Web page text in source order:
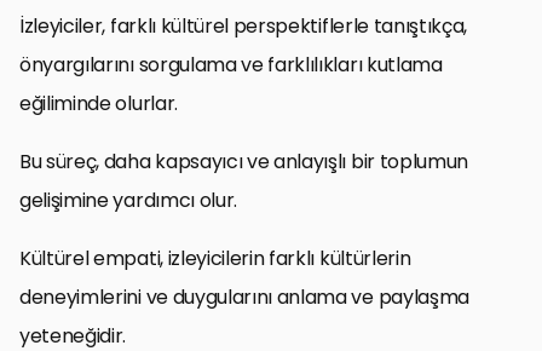
İzleyiciler, farklı kültürel perspektiflerle tanıştıkça,
önyargılarını sorgulama ve farklılıkları kutlama
eğiliminde olurlar.
Bu süreç, daha kapsayıcı ve anlayışlı bir toplumun
gelişimine yardımcı olur.
Kültürel empati, izleyicilerin farklı kültürlerin
deneyimlerini ve duygularını anlama ve paylaşma
yeteneğidir.